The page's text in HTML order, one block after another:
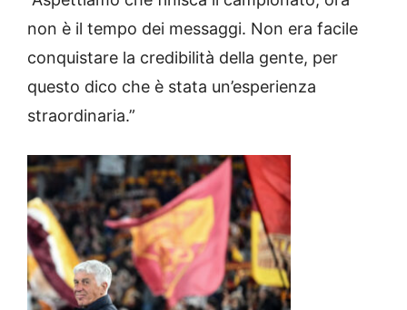
non è il tempo dei messaggi. Non era facile
conquistare la credibilità della gente, per
questo dico che è stata un’esperienza
straordinaria.”